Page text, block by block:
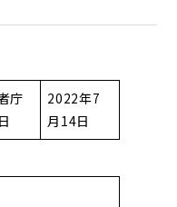
庁
2022年7
月14日